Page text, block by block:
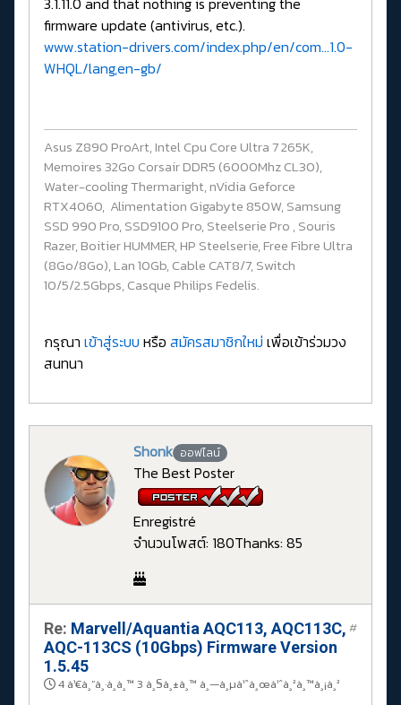
firmware update (antivirus, etc.).
www.station-drivers.com/index.php/en/com...1.0-
WHQL/lang,en-gb/
Asus Z890 ProArt, Intel Cpu Core Ultra 7 265K,
Memoires 32Go Corsair DDR5 (6000Mhz CL30),
Water-cooling Thermaright, nVidia Geforce
RTX4060, Alimentation Gigabyte 850W, Samsung
SSD 990 Pro, SSD9100 Pro, Steelserie Pro , Souris
Razer, Boitier HUMMER, HP Steelserie, Free Fibre Ultra
(8Go/8Go), Lan 10Gb, Cable CAT8/7, Switch
10/5/2.5Gbps, Casque Philips Fedelis.
กรุณา เข้าสู่ระบบ หรือ สมัครสมาชิกใหม่ เพื่อเข้าร่วมวง
สนทนา
Shonk ออฟไลน์
The Best Poster
Enregistré
จำนวนโพสต์: 180Thanks: 85
Re: Marvell/Aquantia AQC113, AQC113C,
AQC-113CS (10Gbps) Firmware Version
1.5.45
4 à¹€à¸”à¸·à¸­à¸™ 3 à¸§à¸±à¸™ à¸—à¸µà¹ˆà¸œà¹ˆà¸²à¸™à¸¡à¸²
#